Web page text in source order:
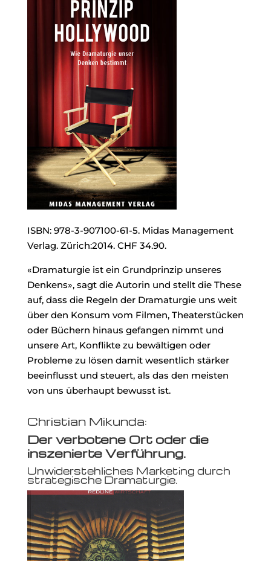
ISBN: 978-3-907100-61-5. Midas Management
Verlag. Zürich:2014. CHF 34.90.
«Dramaturgie ist ein Grundprinzip unseres
Denkens», sagt die Autorin und stellt die These
auf, dass die Regeln der Dramaturgie uns weit
über den Konsum vom Filmen, Theaterstücken
oder Büchern hinaus gefangen nimmt und
unsere Art, Konflikte zu bewältigen oder
Probleme zu lösen damit wesentlich stärker
beeinflusst und steuert, als das den meisten
von uns überhaupt bewusst ist.
Christian Mikunda:
Der verbotene Ort oder die
inszenierte Verführung.
Unwiderstehliches Marketing durch
strategische Dramaturgie.